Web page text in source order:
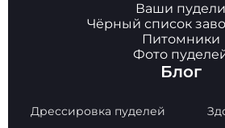
Ваши пудели
Чёрный список
Питомники
Фото
Блог
Дрессировка пуделей